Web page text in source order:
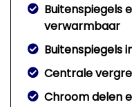
Buitenspiegels
verwarmbaar
Buitenspiegels
Centrale
Chroom delen